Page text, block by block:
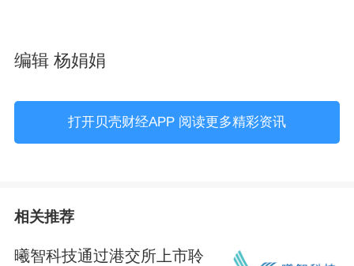
编辑 杨娟娟
打开贝壳财经APP 阅读更多精彩资讯
相关推荐
曦智科技通过港交所上市聆